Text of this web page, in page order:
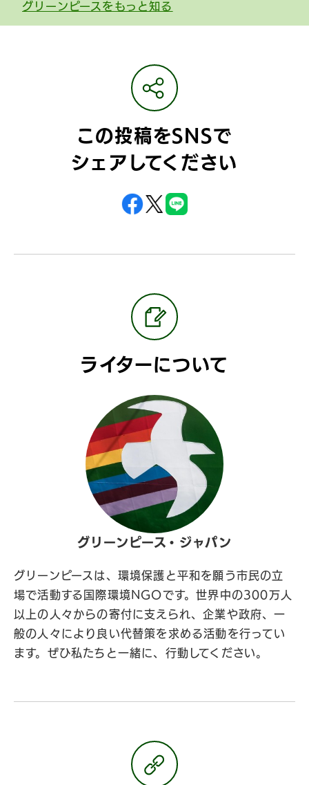
グリーンピースをもっと知る
この投稿をSNSで
シェアしてください
ライターについて
グリーンピース・ジャパン
グリーンピースは、環境保護と平和を願う市民の立
場で活動する国際環境NGOです。世界中の300万人
以上の人々からの寄付に支えられ、企業や政府、一
般の人々により良い代替策を求める活動を行ってい
ます。ぜひ私たちと一緒に、行動してください。